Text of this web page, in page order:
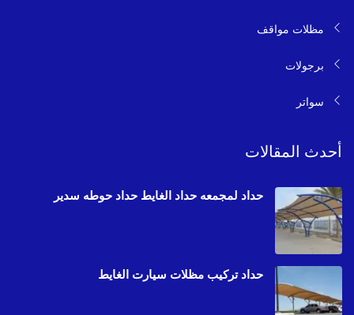
مظلات مواقف
برجولات
سواتر
أحدث المقالات
حداد لمجمعه حداد الغايط حداد حوطه سدير
حداد تركيب مظلات سيارت الغايط